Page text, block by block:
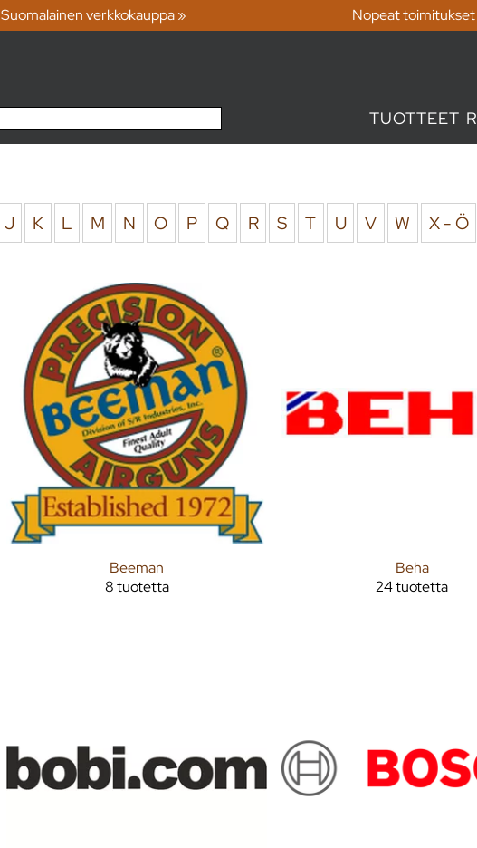
Suomalainen verkkokauppa » Nopeat
TUOTTEET
J K L M N O P Q R S T U V W X - Ö
Beeman
8 tuotetta
Beha
24 tuotetta